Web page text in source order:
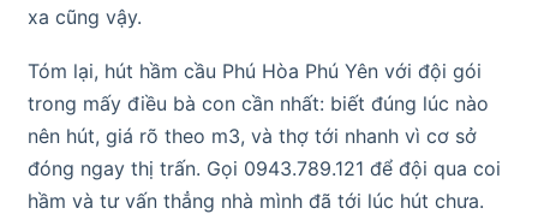
xa cũng vậy.
Tóm lại, hút hầm cầu Phú Hòa Phú Yên với đội gói
trong mấy điều bà con cần nhất: biết đúng lúc nào
nên hút, giá rõ theo m3, và thợ tới nhanh vì cơ sở
đóng ngay thị trấn. Gọi 0943.789.121 để đội qua coi
hầm và tư vấn thẳng nhà mình đã tới lúc hút chưa.